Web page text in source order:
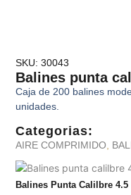
SKU: 30043
Balines punta
Caja de 200 balines
unidades.
Categorias:
AIRE COMPRIMIDO
Balines Punta Calilbre 4.5